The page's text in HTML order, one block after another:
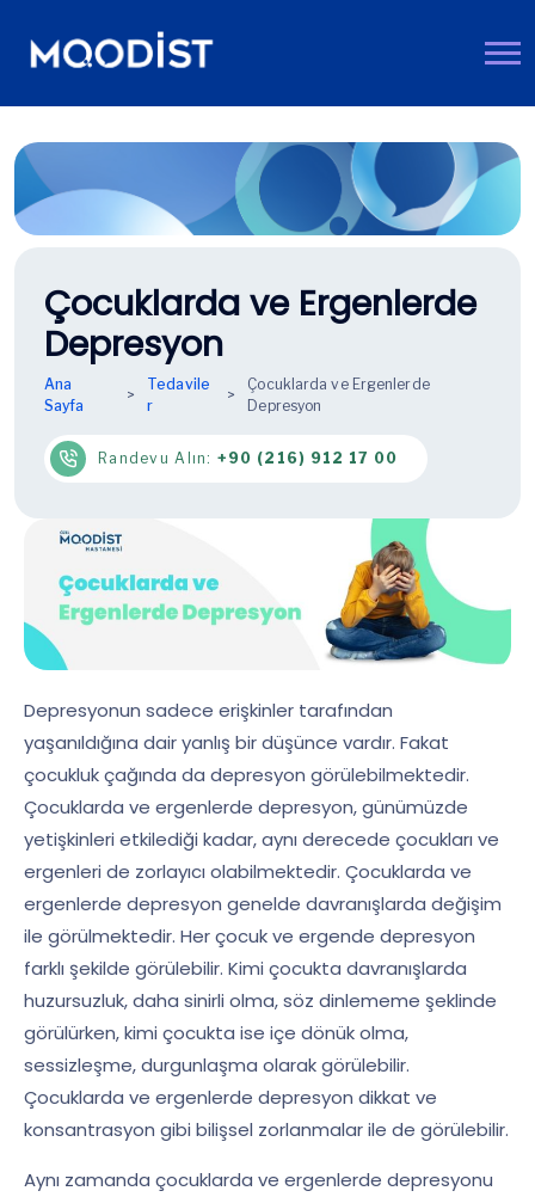
Çocuklarda ve Ergenlerde
Depresyon
Ana
Sayfa
Tedavile
r
Çocuklarda ve Ergenlerde
Depresyon
Randevu Alın: +90 (216) 912 17 00
Depresyonun sadece erişkinler tarafından
yaşanıldığına dair yanlış bir düşünce vardır. Fakat
çocukluk çağında da depresyon görülebilmektedir.
Çocuklarda ve ergenlerde depresyon, günümüzde
yetişkinleri etkilediği kadar, aynı derecede çocukları ve
ergenleri de zorlayıcı olabilmektedir. Çocuklarda ve
ergenlerde depresyon genelde davranışlarda değişim
ile görülmektedir. Her çocuk ve ergende depresyon
farklı şekilde görülebilir. Kimi çocukta davranışlarda
huzursuzluk, daha sinirli olma, söz dinlememe şeklinde
görülürken, kimi çocukta ise içe dönük olma,
sessizleşme, durgunlaşma olarak görülebilir.
Çocuklarda ve ergenlerde depresyon dikkat ve
konsantrasyon gibi bilişsel zorlanmalar ile de görülebilir.
Aynı zamanda çocuklarda ve ergenlerde depresyonu